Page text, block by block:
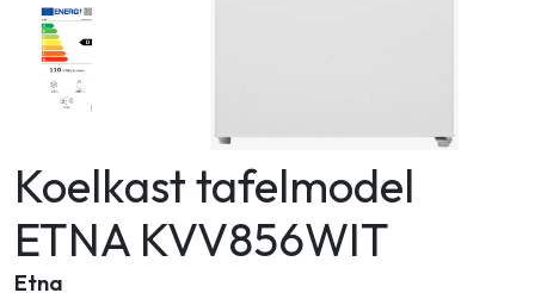
Koelkast tafelmodel
ETNA KVV856WIT
Etna